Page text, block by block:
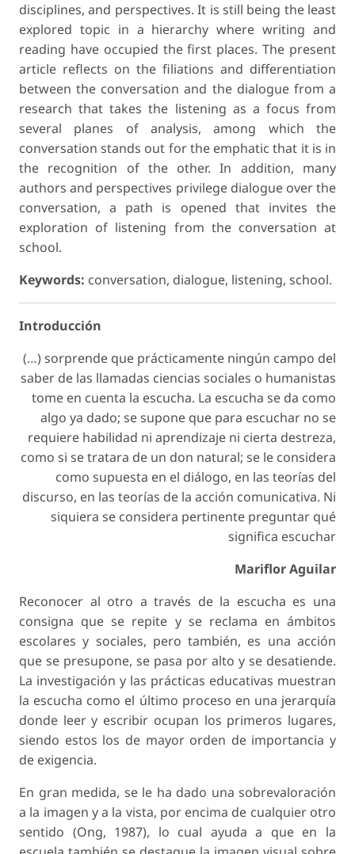
disciplines, and perspectives. It is still being the least
explored topic in a hierarchy where writing and
reading have occupied the first places. The present
article reflects on the filiations and differentiation
between the conversation and the dialogue from a
research that takes the listening as a focus from
several planes of analysis, among which the
conversation stands out for the emphatic that it is in
the recognition of the other. In addition, many
authors and perspectives privilege dialogue over the
conversation, a path is opened that invites the
exploration of listening from the conversation at
school.
Keywords: conversation, dialogue, listening, school.
Introducción
(…) sorprende que prácticamente ningún campo del
saber de las llamadas ciencias sociales o humanistas
tome en cuenta la escucha. La escucha se da como
algo ya dado; se supone que para escuchar no se
requiere habilidad ni aprendizaje ni cierta destreza,
como si se tratara de un don natural; se le considera
como supuesta en el diálogo, en las teorías del
discurso, en las teorías de la acción comunicativa. Ni
siquiera se considera pertinente preguntar qué
significa escuchar
Mariflor Aguilar
Reconocer al otro a través de la escucha es una
consigna que se repite y se reclama en ámbitos
escolares y sociales, pero también, es una acción
que se presupone, se pasa por alto y se desatiende.
La investigación y las prácticas educativas muestran
la escucha como el último proceso en una jerarquía
donde leer y escribir ocupan los primeros lugares,
siendo estos los de mayor orden de importancia y
de exigencia.
En gran medida, se le ha dado una sobrevaloración
a la imagen y a la vista, por encima de cualquier otro
sentido (Ong, 1987), lo cual ayuda a que en la